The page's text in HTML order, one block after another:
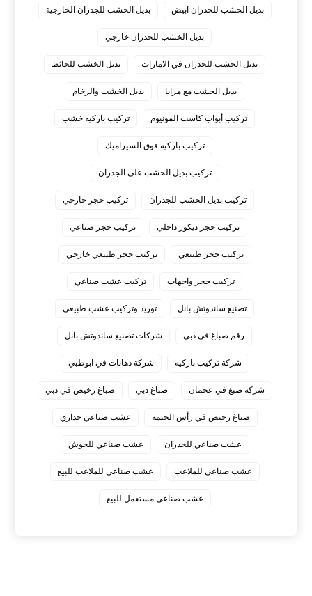
بديل الخشب للجدران ابيض بديل الخشب للجدران الخارجية
بديل الخشب للجدران خارجي
بديل الخشب للجدران في الامارات بديل الخشب للحائط
بديل الخشب مع مرايا بديل الخشب والرخام
تركيب أبواب كاست المونيوم تركيب باركيه خشب
تركيب باركيه فوق السيراميك
تركيب بديل الخشب على الجدران
تركيب بديل الخشب للجدران تركيب حجر خارجي
تركيب حجر ديكور داخلي تركيب حجر صناعي
تركيب حجر طبيعي تركيب حجر طبيعي خارجي
تركيب حجر واجهات تركيب عشب صناعي
تصنيع ساندوتش بانل توريد وتركيب عشب طبيعي
رقم صباغ في دبي شركات تصنيع ساندوتش بانل
شركة تركيب باركيه شركة دهانات في ابوظبي
شركة صبغ في عجمان صباغ دبي صباغ رخيص في دبي
صباغ رخيص في رأس الخيمة عشب صناعي جداري
عشب صناعي للجدران عشب صناعي للحوش
عشب صناعي للملاعب عشب صناعي للملاعب للبيع
عشب صناعي مستعمل للبيع